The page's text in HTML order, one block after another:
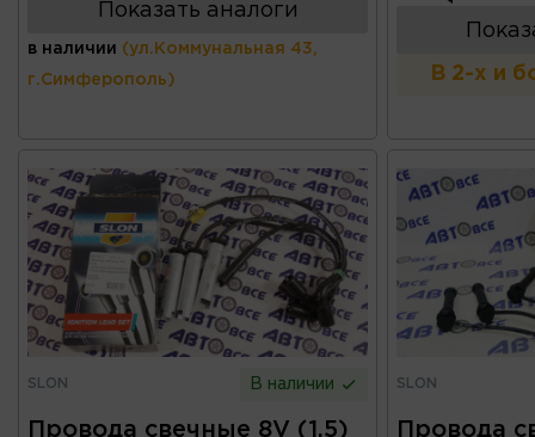
Показать аналоги
в наличии (ул.Коммунальная 43,
г.Симферополь) В 2-х и
SLON В наличии
Провода свечные 8V (1.5)
SLON
Провода